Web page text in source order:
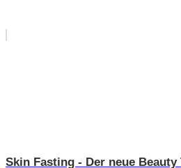
Skin Fasting - Der neue Beauty